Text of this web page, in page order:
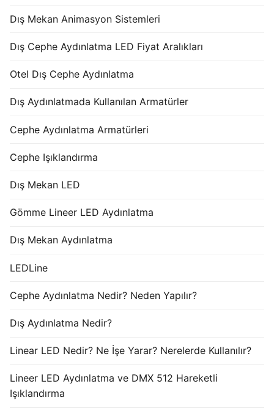
Dış Mekan Animasyon Sistemleri
Dış Cephe Aydınlatma LED Fiyat Aralıkları
Otel Dış Cephe Aydınlatma
Dış Aydınlatmada Kullanılan Armatürler
Cephe Aydınlatma Armatürleri
Cephe Işıklandırma
Dış Mekan LED
Gömme Lineer LED Aydınlatma
Dış Mekan Aydınlatma
LEDLine
Cephe Aydınlatma Nedir? Neden Yapılır?
Dış Aydınlatma Nedir?
Linear LED Nedir? Ne İşe Yarar? Nerelerde Kullanılır?
Lineer LED Aydınlatma ve DMX 512 Hareketli
Işıklandırma